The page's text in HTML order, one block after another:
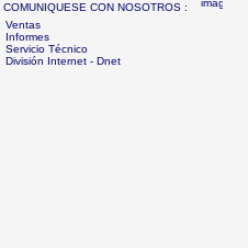
COMUNIQUESE CON NOSOTROS :
Ventas
Informes
Servicio Técnico
División Internet - Dnet